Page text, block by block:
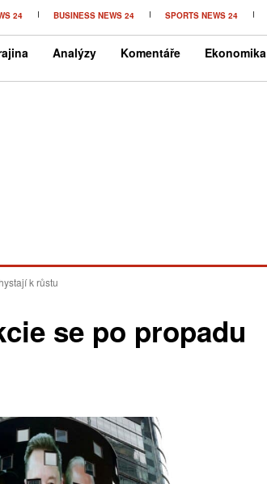
24 BUSINESS NEWS 24 SPORTS NEWS 24
Analýzy Komentáře Ekonomika
k růstu
se po propadu